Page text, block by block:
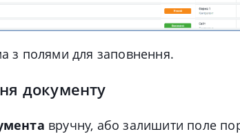
з полями для заповнення.
документу
вручну, або залишити поле